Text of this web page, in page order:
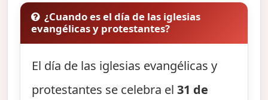
¿Cuando es el día de las iglesias
evangélicas y protestantes?
El día de las iglesias evangélicas y
protestantes se celebra el31 de